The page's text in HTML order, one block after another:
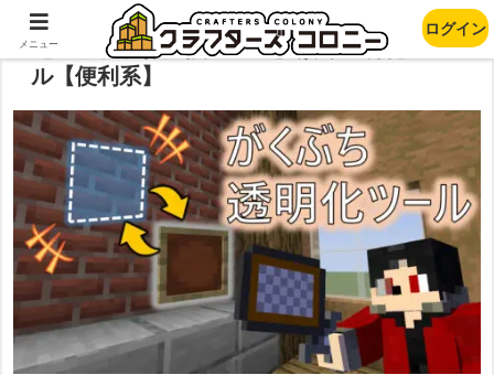
【マップ製作支援ツール】額縁透明化ツー
ル【便利系】
メニュー
ログイン